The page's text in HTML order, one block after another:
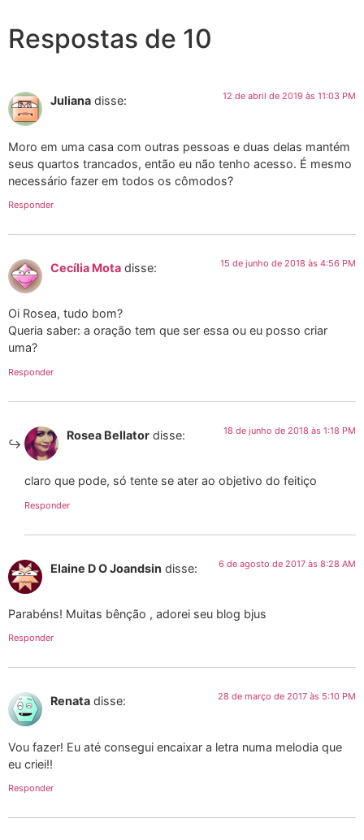
Respostas de 10
Juliana disse: 12 de abril de 2019 às 11:03 PM
Moro em uma casa com outras pessoas e duas delas mantém
seus quartos trancados, então eu não tenho acesso. É mesmo
necessário fazer em todos os cômodos?
Responder
Cecília Mota disse: 15 de junho de 2018 às 4:56 PM
Oi Rosea, tudo bom?
Queria saber: a oração tem que ser essa ou eu posso criar
uma?
Responder
Rosea Bellator disse: 18 de junho de 2018 às 1:18 PM
claro que pode, só tente se ater ao objetivo do feitiço
Responder
Elaine D O Joandsin disse: 6 de agosto de 2017 às 8:28 AM
Parabéns! Muitas bênção , adorei seu blog bjus
Responder
Renata disse: 28 de março de 2017 às 5:10 PM
Vou fazer! Eu até consegui encaixar a letra numa melodia que
eu criei!!
Responder